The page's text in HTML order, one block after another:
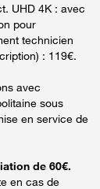
UHD 4K : avec
pour
technicien
: 119€.
avec
sous
en service de
de 60€.
en cas de